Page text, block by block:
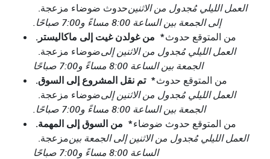
حدوث ضوضاء مزعجة.العمل الليلي مُجدول من الاثنين
إلى الجمعة بين الساعة 8:00 مساءً و7:00 صباحًا.
من غولدن غيت إلى ماكاليستر. *من المتوقع حدوث
ضوضاء مزعجة.العمل الليلي مُجدول من الاثنين إلى
الجمعة بين الساعة 8:00 مساءً و7:00 صباحًا
تم نقل المشروع إلى السوق. *من المتوقع حدوث
ضوضاء مزعجة.العمل الليلي مُجدول من الاثنين إلى
الجمعة بين الساعة 8:00 مساءً و7:00 صباحًا.
من السوق إلى المهمة. *من المتوقع حدوث ضوضاء
مزعجة.العمل الليلي مُجدول من الاثنين إلى الجمعة بين
الساعة 8:00 مساءً و7:00 صباحًا